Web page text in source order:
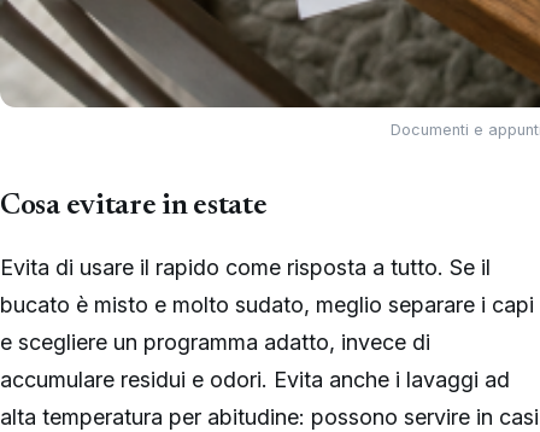
Documenti e
Cosa evitare in estate
Evita di usare il rapido come risposta a tutto. Se il
bucato è misto e molto sudato, meglio separare i capi
e scegliere un programma adatto, invece di
accumulare residui e odori. Evita anche i lavaggi ad
alta temperatura per abitudine: possono servire in casi